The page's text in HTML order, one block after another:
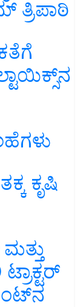
ತ್ರಿಪಾಠಿ
ಕೃಷಿ